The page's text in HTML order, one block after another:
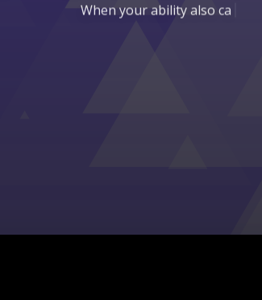
When your ability also can't co